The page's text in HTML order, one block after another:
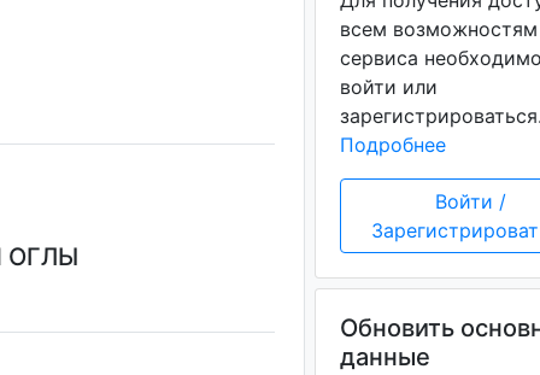
ОГЛЫ
всем возможностям
сервиса
войти или
Подробнее
Войти /
Обновить
данные